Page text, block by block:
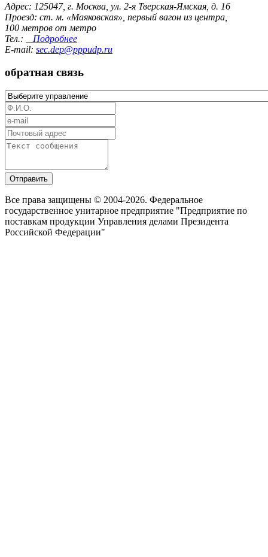
Адрес: 125047, г. Москва, ул. 2-я Тверская-Ямская, д. 16
Проезд: ст. м. «Маяковская», первый вагон из центра,
100 метров от метро
Тел.:
Подробнее
E-mail: sec.dep@pppudp.ru
обратная связь
Отправить
Все права защищены © 2004-2026. Федеральное
государственное унитарное предприятие "Предприятие по
поставкам продукции Управления делами Президента
Российской Федерации"